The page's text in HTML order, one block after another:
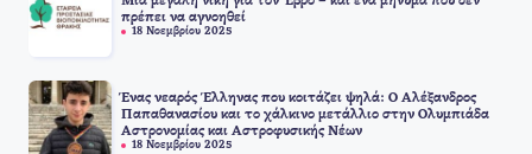
πρέπει να αγνοηθεί
18 Νοεμβρίου 2025
Ένας νεαρός Έλληνας που κοιτάζει ψηλά: Ο Αλέξανδρος
Παπαθανασίου και το χάλκινο μετάλλιο στην Ολυμπιάδα
Αστρονομίας και Αστροφυσικής Νέων
18 Νοεμβρίου 2025